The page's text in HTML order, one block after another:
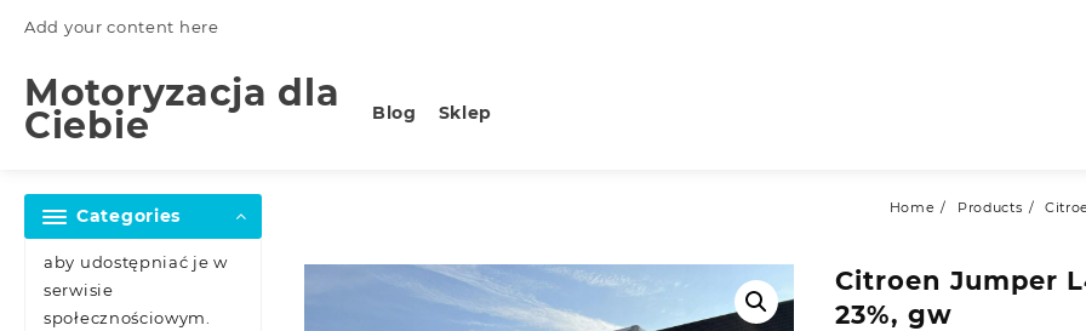
Add your content here
Motoryzacja dla
Ciebie Blog Sklep
Categories
aby udostępniać je w
serwisie
społecznościowym.
Home Products
Citroen Jumper
23%, gw